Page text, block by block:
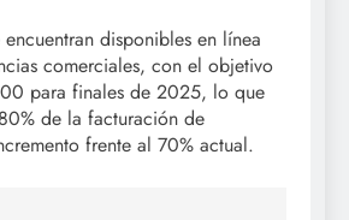
disponibles en línea
comerciales, con el objetivo
para finales de 2025, lo que
de la facturación de
frente al 70% actual.